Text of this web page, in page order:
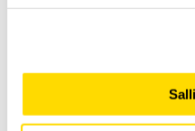
kesäkuu 2020